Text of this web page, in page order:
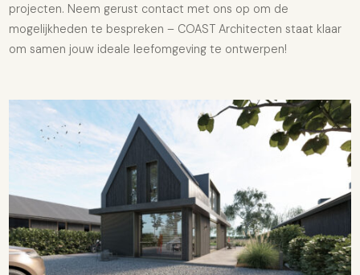
projecten. Neem gerust contact met ons op om de
mogelijkheden te bespreken – COAST Architecten staat klaar
om samen jouw ideale leefomgeving te ontwerpen!